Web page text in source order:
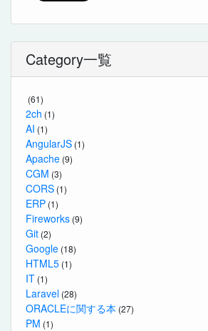
Category一覧
(61)
2ch (1)
AI (1)
AngularJS (1)
Apache (9)
CGM (3)
CORS (1)
ERP (1)
Fireworks (9)
Git (2)
Google (18)
HTML5 (1)
IT (1)
Laravel (28)
ORACLEに関する本 (27)
PM (1)